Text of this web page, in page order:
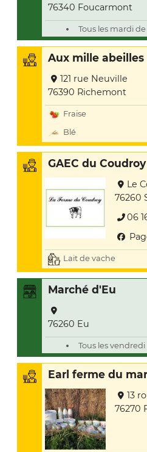
76340 Foucarmont
Tous les mardi de
Aux mille abeilles
121 rue Neuville
76390 Richemont
Fraise
Blé
GAEC du Coudroy
Le
76260
06
Lait de vache
Marché d'Eu
76260 Eu
Tous les
Earl ferme du
13
76270